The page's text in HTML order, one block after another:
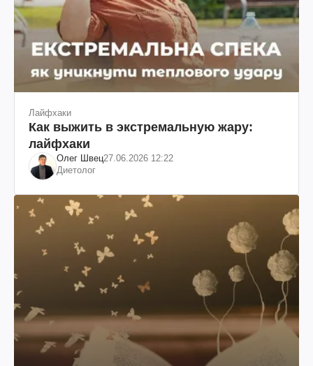
Лайфхаки
Как выжить в экстремальную жару:
лайфхаки
Олег Швец27.06.2026 12:22
Диетолог